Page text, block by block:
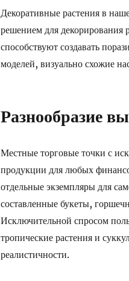
Декоративные растения в
решением для
способствуют создавать
моделей, визуально схожие
Разнообразие
Местные торговые точки с
продукции для любых
отдельные экземпляры для
составленные букеты,
Исключительной спросом
тропические растения и
реалистичности.